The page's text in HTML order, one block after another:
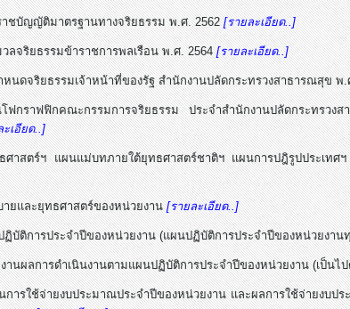
าชบัญญัติมาตรฐานทางจริยธรรม พ.ศ. 2562[รายละเอียด..]
วลจริยธรรมข้าราชการพลเรือน พ.ศ. 2564[รายละเอียด..]
หนดจริยธรรมเจ้าหน้าที่ของรัฐ สำนักงานปลัดกระทรวงสาธารณสุข พ
กราฟฟิกคณะกรรมการจริยธรรม ประจำสำนักงานปลัดกระทรว
ะเอียด..]
าสตร์ฯ แผนแม่บทภายใต้ยุทธศาสตร์ชาติฯ แผนการปฎิรูปประเท
ายและยุทธศาสตร์ของหน่วยงาน[รายละเอียด..]
ฏิบัติการประจำปีของหน่วยงาน (แผนปฏิบัติการประจำปีของหน่วยงา
งานผลการดำเนินงานตามแผนปฏิบัติการประจำปีของหน่วยงาน (เป็นไ
การใช้จ่ายงบประมาณประจำปีของหน่วยงาน และผลการใช้จ่ายงบ